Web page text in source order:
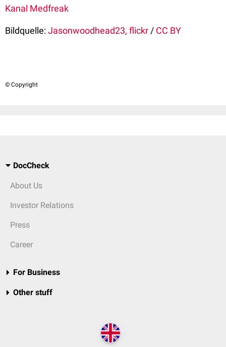
Kanal Medfreak
Bildquelle:Jasonwoodhead23, flickr / CC BY
© Copyright
DocCheck
About Us
Investor Relations
Press
Career
For Business
Other stuff